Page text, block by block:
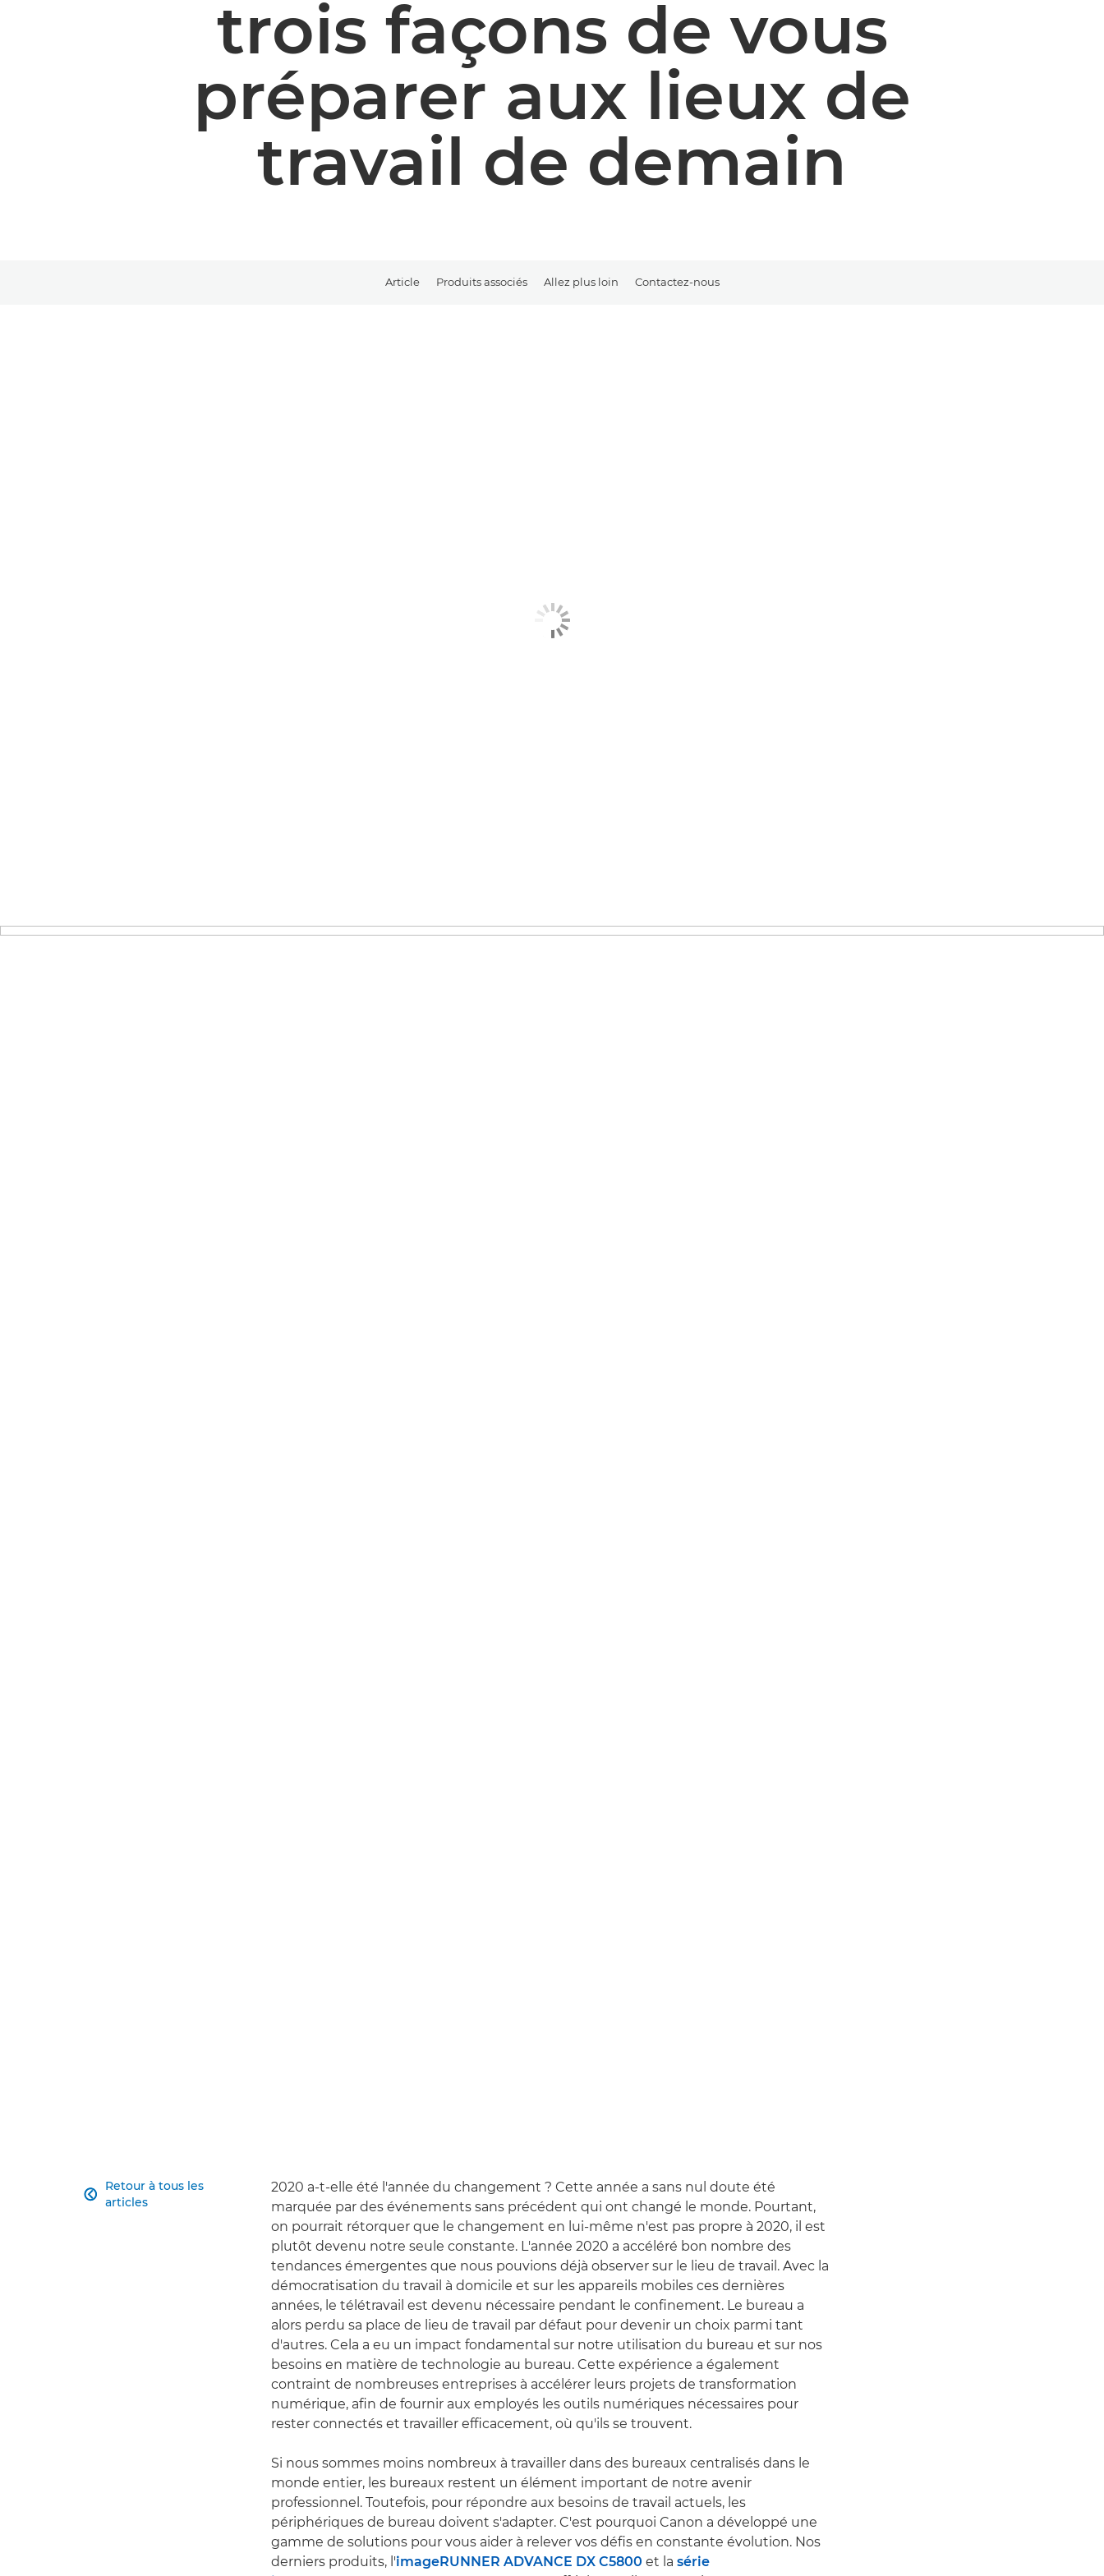
trois façons de vous
préparer aux lieux de
travail de demain
Article Produits associés Allez plus loin Contactez-nous
Retour à tous les
articles

2020 a-t-elle été l'année du changement ? Cette année a sans nul doute été
marquée par des événements sans précédent qui ont changé le monde. Pourtant,
on pourrait rétorquer que le changement en lui-même n'est pas propre à 2020, il est
plutôt devenu notre seule constante. L'année 2020 a accéléré bon nombre des
tendances émergentes que nous pouvions déjà observer sur le lieu de travail. Avec la
démocratisation du travail à domicile et sur les appareils mobiles ces dernières
années, le télétravail est devenu nécessaire pendant le confinement. Le bureau a
alors perdu sa place de lieu de travail par défaut pour devenir un choix parmi tant
d'autres. Cela a eu un impact fondamental sur notre utilisation du bureau et sur nos
besoins en matière de technologie au bureau. Cette expérience a également
contraint de nombreuses entreprises à accélérer leurs projets de transformation
numérique, afin de fournir aux employés les outils numériques nécessaires pour
rester connectés et travailler efficacement, où qu'ils se trouvent.
Si nous sommes moins nombreux à travailler dans des bureaux centralisés dans le
monde entier, les bureaux restent un élément important de notre avenir
professionnel. Toutefois, pour répondre aux besoins de travail actuels, les
périphériques de bureau doivent s'adapter. C'est pourquoi Canon a développé une
gamme de solutions pour vous aider à relever vos défis en constante évolution. Nos
derniers produits, l'imageRUNNER ADVANCE DX C5800 et la série